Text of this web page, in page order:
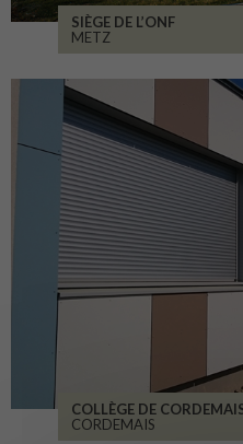
SIÈGE DE L’ONF
METZ
COLLÈGE DE
CORDEMAIS